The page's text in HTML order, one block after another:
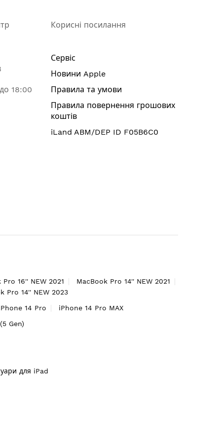
18:00
Корисні посилання
Сервіс
Новини Apple
Правила та умови
Правила повернення грошових
коштів
iLand ABM/DEP ID F05B6C0
Pro 16'' NEW 2021
MacBook Pro 14'' NEW 2021
Pro 14'' NEW 2023
14 Pro
iPhone 14 Pro MAX
Gen)
для iPad